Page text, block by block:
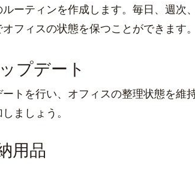
ーティンを作成します。毎日、週次
フィスの状態を保つことができます。
プデート
トを行い、オフィスの整理状態を維
ましょう。
用品